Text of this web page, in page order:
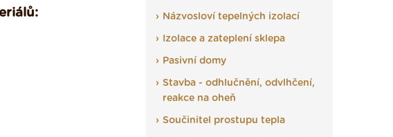
Názvosloví tepelných izolací
Izolace a zateplení sklepa
Pasivní domy
Stavba - odhlučnění, odvlhčení,
reakce na oheň
Součinitel prostupu tepla